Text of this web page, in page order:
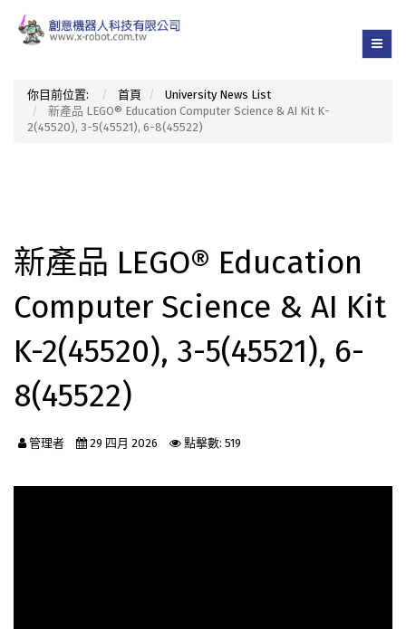
你目前位置: 首頁
University News List
新產品 LEGO® Education Computer Science & AI Kit K-
2(45520), 3-5(45521), 6-8(45522)
新產品 LEGO® Education
Computer Science & AI Kit
K-2(45520), 3-5(45521), 6-
8(45522)
管理者 29 四月 2026 點擊數: 519